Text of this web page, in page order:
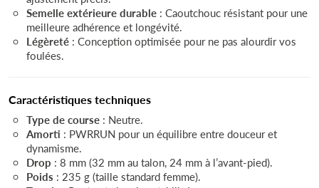
Semelle extérieure durable : Caoutchouc résistant pour une
meilleure adhérence et longévité.
Légèreté : Conception optimisée pour ne pas alourdir vos
foulées.
Caractéristiques techniques
Type de course : Neutre.
Amorti : PWRRUN pour un équilibre entre douceur et
dynamisme.
Drop : 8 mm (32 mm au talon, 24 mm à l’avant-pied).
Poids : 235 g (taille standard femme).